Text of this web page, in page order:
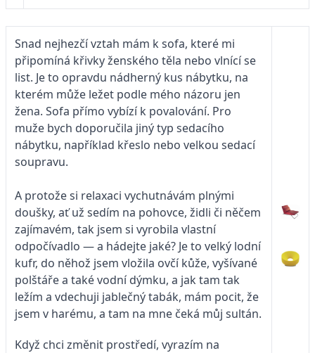
Snad nejhezčí vztah mám k sofa, které mi
připomíná křivky ženského těla nebo vlnící se
list. Je to opravdu nádherný kus nábytku, na
kterém může ležet podle mého názoru jen
žena. Sofa přímo vybízí k povalování. Pro
muže bych doporučila jiný typ sedacího
nábytku, například křeslo nebo velkou sedací
soupravu.
A protože si relaxaci vychutnávám plnými
doušky, ať už sedím na pohovce, židli či něčem
zajímavém, tak jsem si vyrobila vlastní
odpočívadlo — a hádejte jaké? Je to velký lodní
kufr, do něhož jsem vložila ovčí kůže, vyšívané
polštáře a také vodní dýmku, a jak tam tak
ležím a vdechuji jablečný tabák, mám pocit, že
jsem v harému, a tam na mne čeká můj sultán.
Když chci změnit prostředí, vyrazím na